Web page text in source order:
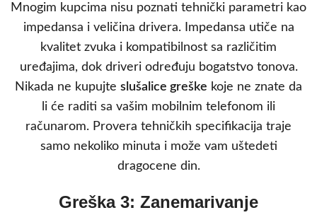
Mnogim kupcima nisu poznati tehnički parametri kao
impedansa i veličina drivera. Impedansa utiče na
kvalitet zvuka i kompatibilnost sa različitim
uređajima, dok driveri određuju bogatstvo tonova.
Nikada ne kupujte slušalice greške koje ne znate da
li će raditi sa vašim mobilnim telefonom ili
računarom. Provera tehničkih specifikacija traje
samo nekoliko minuta i može vam uštedeti
dragocene din.
Greška 3: Zanemarivanje